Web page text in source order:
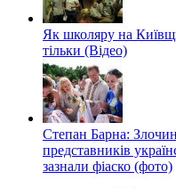
Як школяру на
тільки (Відео)
Степан Барна:
представників
зазнали фіаско (фото)